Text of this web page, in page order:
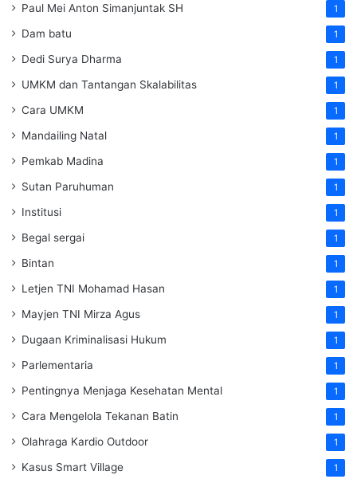
Paul Mei Anton Simanjuntak SH 1
Dam batu 1
Dedi Surya Dharma 1
UMKM dan Tantangan Skalabilitas 1
Cara UMKM 1
Mandailing Natal 1
Pemkab Madina 1
Sutan Paruhuman 1
Institusi 1
Begal sergai 1
Bintan 1
Letjen TNI Mohamad Hasan 1
Mayjen TNI Mirza Agus 1
Dugaan Kriminalisasi Hukum 1
Parlementaria 1
Pentingnya Menjaga Kesehatan Mental 1
Cara Mengelola Tekanan Batin 1
Olahraga Kardio Outdoor 1
Kasus Smart Village 1